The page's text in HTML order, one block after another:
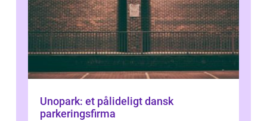
Unopark: et pålideligt dansk
parkeringsfirma